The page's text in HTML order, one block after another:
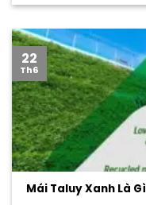
Mái Taluy Xanh Là
22
Th6